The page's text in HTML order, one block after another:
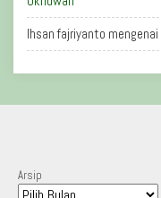
Ihsan fajriyanto mengenai
Arsip